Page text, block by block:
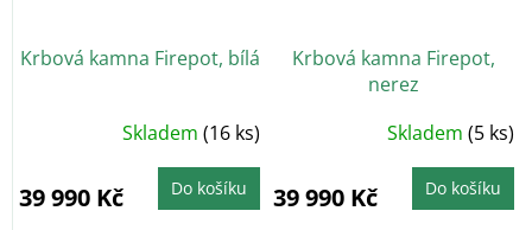
Krbová kamna Firepot, bílá
Skladem (16 ks)
39 990 Kč Do košíku
Krbová kamna Firepot,
nerez
Skladem (5 ks)
39 990 Kč Do košíku